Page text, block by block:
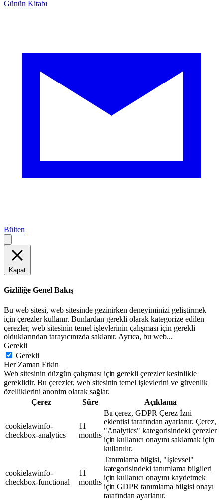
Günün Kitabı
Bülten
Kapat
Gizliliğe Genel Bakış
Bu web sitesi, web sitesinde gezinirken deneyiminizi geliştirmek
için çerezler kullanır. Bunlardan gerekli olarak kategorize edilen
çerezler, web sitesinin temel işlevlerinin çalışması için gerekli
olduklarından tarayıcınızda saklanır. Ayrıca, bu web...
Gerekli
Gerekli
Her Zaman Etkin
Web sitesinin düzgün çalışması için gerekli çerezler kesinlikle
gereklidir. Bu çerezler, web sitesinin temel işlevlerini ve güvenlik
özelliklerini anonim olarak sağlar.
Çerez
Süre Açıklama
cookielawinfo-
checkbox-analytics
11
months
Bu çerez, GDPR Çerez İzni
eklentisi tarafından ayarlanır. Çerez,
"Analytics" kategorisindeki çerezler
için kullanıcı onayını saklamak için
kullanılır.
cookielawinfo-
checkbox-functional
11
months
Tanımlama bilgisi, "İşlevsel"
kategorisindeki tanımlama bilgileri
için kullanıcı onayını kaydetmek
için GDPR tanımlama bilgisi onayı
tarafından ayarlanır.